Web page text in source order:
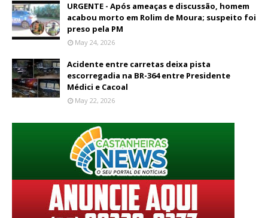
URGENTE - Após ameaças e discussão, homem
acabou morto em Rolim de Moura; suspeito foi
preso pela PM
May 24, 2026
Acidente entre carretas deixa pista
escorregadia na BR-364 entre Presidente
Médici e Cacoal
May 22, 2026